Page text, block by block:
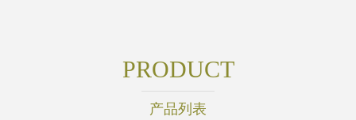
PRODUCT
产品列表